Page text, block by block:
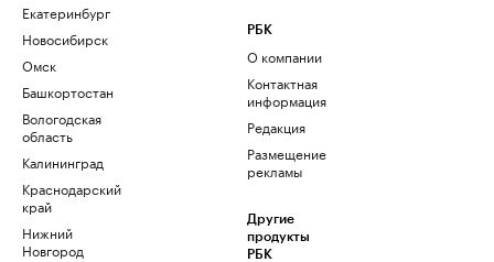
Екатеринбург
Новосибирск
Омск
Башкортостан
Вологодская
область
Калининград
Краснодарский
край
Нижний
Новгород
РБК
О компании
Контактная
информация
Редакция
Размещение
рекламы
Другие
продукты
РБК